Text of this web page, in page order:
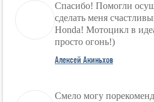
Спасибо! Помогли
сделать меня
Honda! Мотоцикл в
просто огонь!)
Алексей Акиньхов
Смело могу